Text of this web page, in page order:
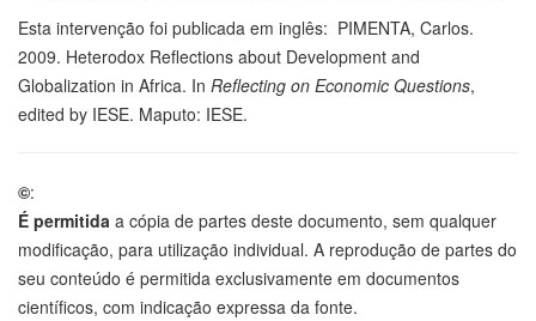
Esta intervenção foi publicada em inglês: PIMENTA, Carlos.
2009. Heterodox Reflections about Development and
Globalization in Africa. In Reflecting on Economic Questions,
edited by IESE. Maputo: IESE.
©:
É permitida a cópia de partes deste documento, sem qualquer
modificação, para utilização individual. A reprodução de partes do
seu conteúdo é permitida exclusivamente em documentos
científicos, com indicação expressa da fonte.